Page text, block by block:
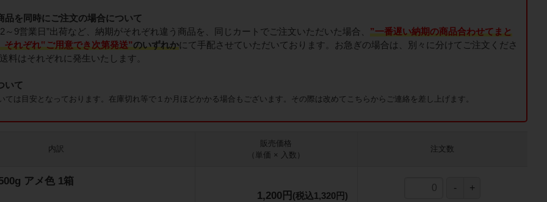
品を同時にご注文の場合について
～9営業日”出荷など、納期がそれぞれ違う商品を、同じカートでご注文いただいた場合、 ”一番遅い納期の商品合わせてまと
それぞれ‟ご用意でき次第発送”のいずれかにて手配させていただいております。お急ぎの場合は、別々に分けてご注文くださ
料はそれぞれに発生いたします。
いて
は目安となっております。在庫切れ等で１か月ほどかかる場合もございます。その際は改めてこちらからご連絡を差し上げます。
内訳
販売価格
（単価 × 入数）
注文数
アメ色 1箱
1,200円 (税込1,320円)